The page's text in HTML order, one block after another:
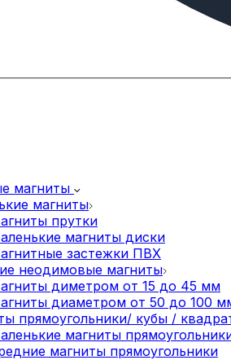
магниты
магниты
прутки
магниты диски
застежки ПВХ
неодимовые магниты
диметром от 15 до 45 мм
диаметром от 50 до 100
прямоугольники/ кубы /
магниты
магниты прямоугольники